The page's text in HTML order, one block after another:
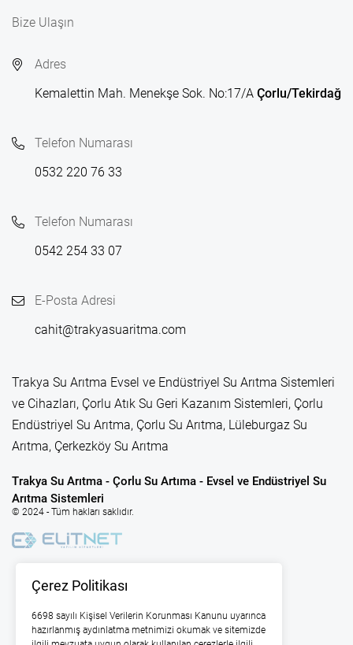
Bize Ulaşın
Adres
Kemalettin Mah. Menekşe Sok. No:17/A Çorlu/Tekirdağ
Telefon Numarası
0532 220 76 33
Telefon Numarası
0542 254 33 07
E-Posta Adresi
cahit@trakyasuaritma.com
Trakya Su Arıtma Evsel ve Endüstriyel Su Arıtma Sistemleri
ve Cihazları, Çorlu Atık Su Geri Kazanım Sistemleri, Çorlu
Endüstriyel Su Arıtma, Çorlu Su Arıtma, Lüleburgaz Su
Arıtma, Çerkezköy Su Arıtma
Trakya Su Arıtma - Çorlu Su Artıma - Evsel ve Endüstriyel Su
Arıtma Sistemleri
© 2024 - Tüm hakları saklıdır.
Çerez Politikası
6698 sayılı Kişisel Verilerin Korunması Kanunu uyarınca
hazırlanmış aydınlatma metnimizi okumak ve sitemizde